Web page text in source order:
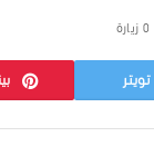
0 زيارة
تويتر